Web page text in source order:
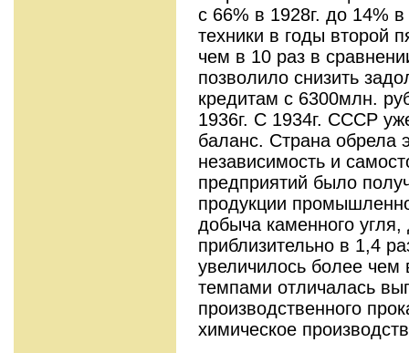
с 66% в 1928г. до 14%
техники в годы второй
чем в 10 раз в
позволило снизить
кредитам с 6300млн.
1936г. С 1934г. СССР
баланс. Страна обрела
независимость и
предприятий было
продукции
добыча каменного
приблизительно в 1,4
увеличилось более чем
темпами отличалась
производственного
химическое